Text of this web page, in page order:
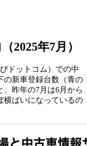
2025年7月）
ドットコム）での中
の新車登録台数（青の
昨年の7月は6月から
横ばいになっているの